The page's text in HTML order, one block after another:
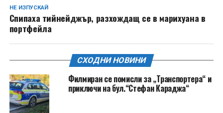
НЕ ИЗПУСКАЙ
Спипаха тийнейджър, разхождащ се в марихуана в
портфейла
СХОДНИ НОВИНИ
Филмиран се помисли за „Транспортера“ и
приключи на бул.“Стефан Караджа“